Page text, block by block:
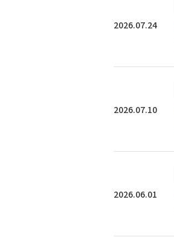
2026.07.24
2026.07.10
2026.06.01